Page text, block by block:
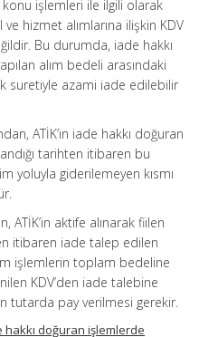
konu işlemleri ile ilgili olarak
hizmet alımlarına ilişkin KDV
Bu durumda, iade hakkı
alım bedeli arasındaki
suretiyle azami iade edilebilir
ATİK’in iade hakkı doğuran
tarihten itibaren bu
yoluyla giderilemeyen kısmı
aktife alınarak fiilen
itibaren iade talep edilen
işlemlerin toplam bedeline
KDV’den iade talebine
tutarda pay verilmesi gerekir.
doğuran işlemlerde